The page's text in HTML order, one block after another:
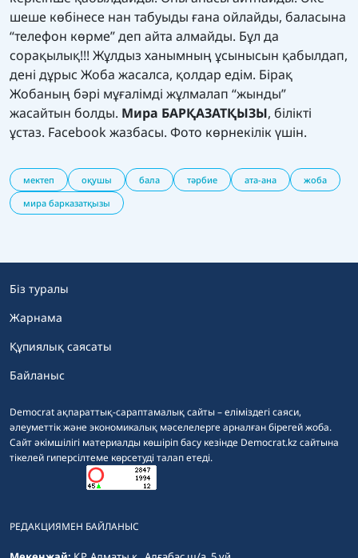
шеше көбінесе нан табуыды ғана ойлайды, баласына
“телефон көрме” деп айта алмайды. Бұл да
сорақылық!!! Жұлдыз ханымның ұсынысын қабылдап,
дені дұрыс Жоба жасалса, қолдар едім. Бірақ
Жобаның бәрі мұғалімді жұлмалап “жынды”
жасайтын болды. Мира БАРҚАЗАТҚЫЗЫ, білікті
ұстаз. Facebook жазбасы. Фото көрнекілік үшін.
мектеп оқушы бала тәрбие ата-ана
жоба
мира барказатқызы
Democrat ақпараттық-сараптамалық сайты – еліміздегі саяси,
әлеуметтік және экономикалық мәселелерге арналған бірегей жоба.
Сайт әкімшілігі материалды көшіріп басу кезінде Democrat.kz сайтына
тікелей гиперсілтеме көрсетуді талап етеді.
Біз туралы
Жарнама
Құпиялық саясаты
Байланыс
РЕДАКЦИЯМЕН БАЙЛАНЫС